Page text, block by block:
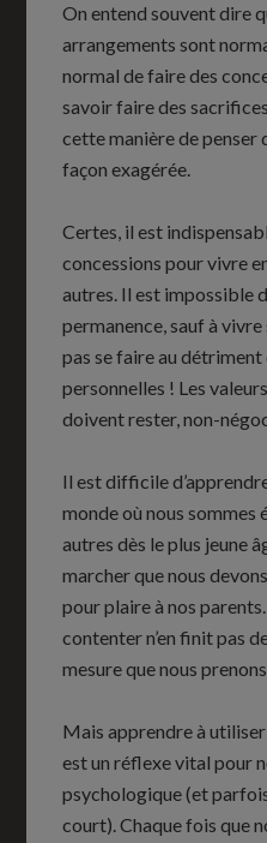
On entend souvent dire
arrangements sont
normal de faire des
savoir faire des
cette manière de penser
façon exagérée.
Certes, il est
concessions pour vivre
autres. Il est impossible
permanence, sauf à
pas se faire au détriment
personnelles ! Les
doivent rester, non-
Il est difficile
monde où nous sommes
autres dès le plus jeune
marcher que nous
pour plaire à nos
contenter n’en finit pas
mesure que nous prenons
Mais apprendre à
est un réflexe vital pour
psychologique (et
court). Chaque fois que